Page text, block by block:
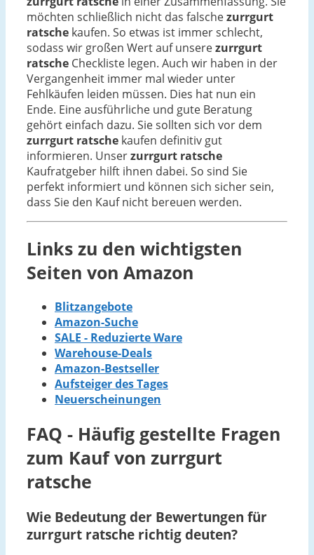
möchten schließlich nicht das falschezurrgurt
ratsche kaufen. So etwas ist immer schlecht,
sodass wir großen Wert auf unserezurrgurt
ratsche Checkliste legen. Auch wir haben in der
Vergangenheit immer mal wieder unter
Fehlkäufen leiden müssen. Dies hat nun ein
Ende. Eine ausführliche und gute Beratung
gehört einfach dazu. Sie sollten sich vor dem
zurrgurt ratsche kaufen definitiv gut
informieren. Unserzurrgurt ratsche
Kaufratgeber hilft ihnen dabei. So sind Sie
perfekt informiert und können sich sicher sein,
dass Sie den Kauf nicht bereuen werden.
Links zu den wichtigsten
Seiten von Amazon
Blitzangebote
Amazon-Suche
SALE - Reduzierte Ware
Warehouse-Deals
Amazon-Bestseller
Aufsteiger des Tages
Neuerscheinungen
FAQ - Häufig gestellte Fragen
zum Kauf von zurrgurt
ratsche
Wie Bedeutung der Bewertungen für
zurrgurt ratsche richtig deuten?